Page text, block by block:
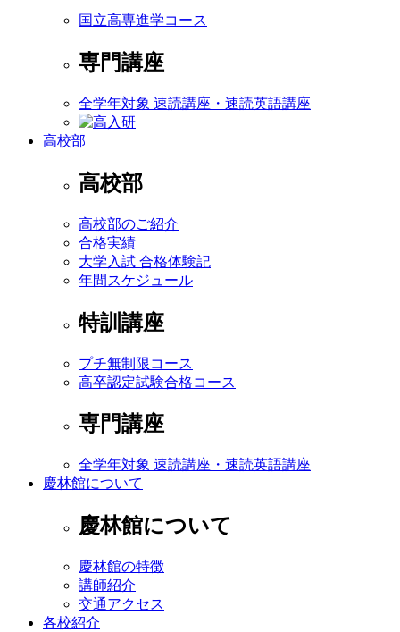
国立高専進学コース
専門講座
全学年対象 速読講座・速読英語講座
高校部
高校部
高校部のご紹介
合格実績
大学入試 合格体験記
年間スケジュール
特訓講座
プチ無制限コース
高卒認定試験合格コース
専門講座
全学年対象 速読講座・速読英語講座
慶林館について
慶林館について
慶林館の特徴
講師紹介
交通アクセス
各校紹介